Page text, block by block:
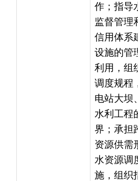
电站大坝、堤
水利工程的运
界；承担跨区
资源供需形势分
水资源调度工
施，组织指导
程前期工作，
区域跨流域调水
度管理等工作
水利重大政策、
和重点工作的
况；组织协调
水利行业重要
工作；组织实